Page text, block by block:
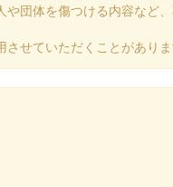
団体を傷つける内容など
させていただくことがありま